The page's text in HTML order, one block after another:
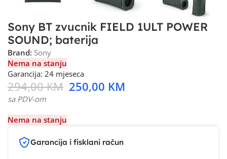
Sony BT zvucnik FIELD 1ULT POWER
SOUND; baterija
Brand: Sony
Nema na stanju
Garancija: 24 mjeseca
294,00KM 250,00 KM
sa PDV-om
Nema na stanju
Garancija i fisklani račun